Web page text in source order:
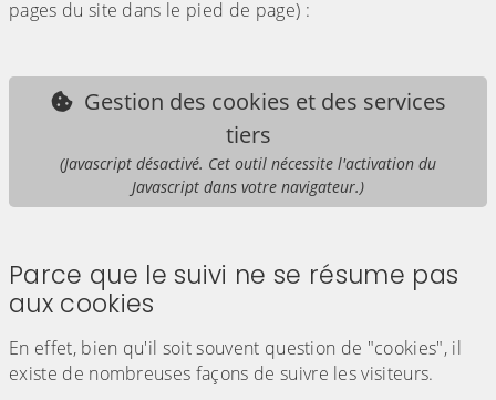
pages du site dans le pied de page) :
Gestion des cookies et des services
tiers
(Javascript désactivé. Cet outil nécessite l'activation du
Javascript dans votre navigateur.)
Parce que le suivi ne se résume pas
aux cookies
En effet, bien qu'il soit souvent question de "cookies", il
existe de nombreuses façons de suivre les visiteurs.